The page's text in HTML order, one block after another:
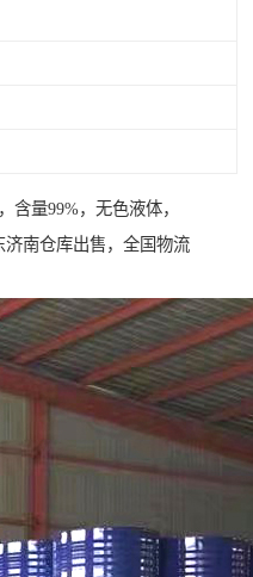
含量99%，无色液体，
济南仓库出售，全国物流